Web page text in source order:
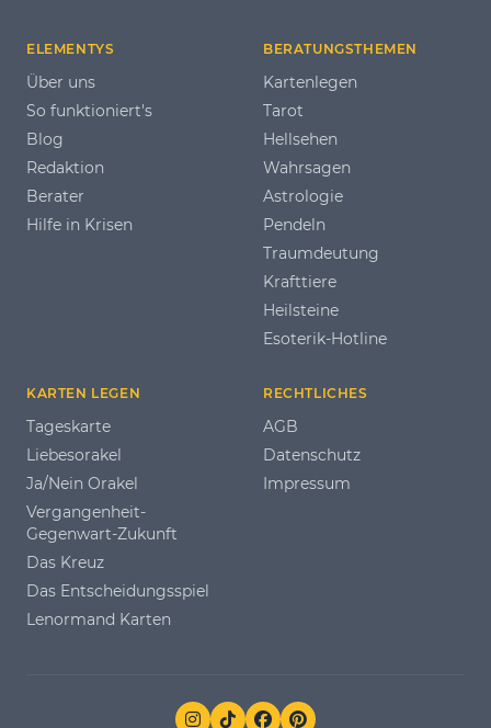
ELEMENTYS
Über uns
So funktioniert's
Blog
Redaktion
Berater
Hilfe in Krisen
BERATUNGSTHEMEN
Kartenlegen
Tarot
Hellsehen
Wahrsagen
Astrologie
Pendeln
Traumdeutung
Krafttiere
Heilsteine
Esoterik-Hotline
KARTEN LEGEN
Tageskarte
Liebesorakel
Ja/Nein Orakel
Vergangenheit-
Gegenwart-Zukunft
Das Kreuz
Das Entscheidungsspiel
Lenormand Karten
RECHTLICHES
AGB
Datenschutz
Impressum